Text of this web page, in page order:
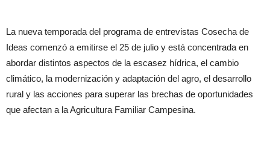
La nueva temporada del programa de entrevistas Cosecha de
Ideas comenzó a emitirse el 25 de julio y está concentrada en
abordar distintos aspectos de la escasez hídrica, el cambio
climático, la modernización y adaptación del agro, el desarrollo
rural y las acciones para superar las brechas de oportunidades
que afectan a la Agricultura Familiar Campesina.